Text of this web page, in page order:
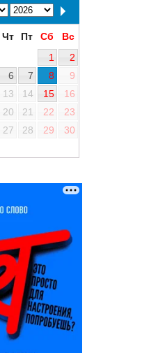
Чт Пт Сб
Вс
1
2
6 7 8
9
13 14 15
16
20 21 22
23
27 28 29
30